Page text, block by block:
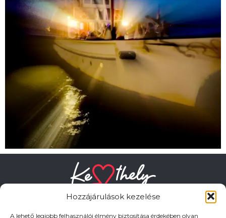
Hozzájárulások kezelése
A lehető legjobb felhasználói élmény biztosítása érdekében olyan